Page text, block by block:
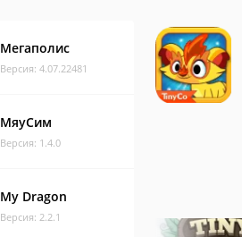
Мегаполис
Версия: 4.07.22481
МяуСим
Версия: 1.4.0
My Dragon
Версия: 2.2.1